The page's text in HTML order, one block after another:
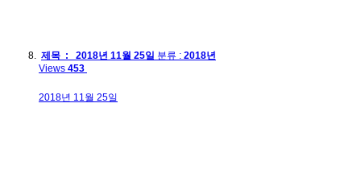
제목 : 2018년 11월 25일 분류 : 2018년
Views 453
2018년 11월 25일